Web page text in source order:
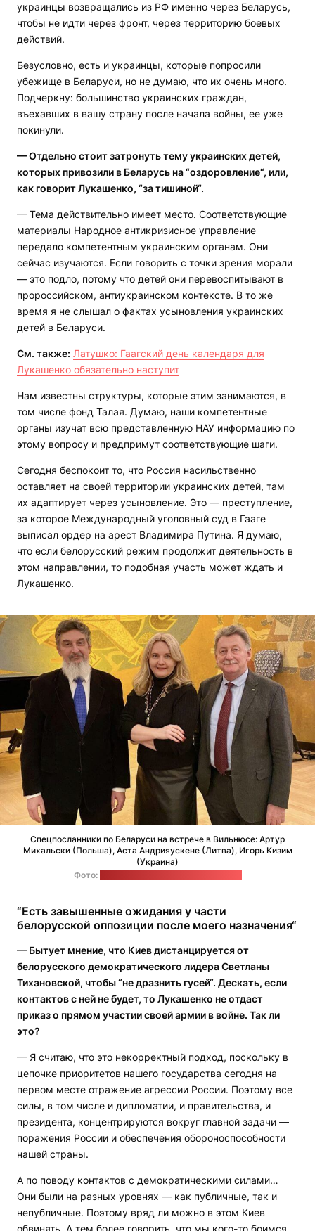
украинцы возвращались из РФ именно через Беларусь,
чтобы не идти через фронт, через территорию боевых
действий.
Безусловно, есть и украинцы, которые попросили
убежище в Беларуси, но не думаю, что их очень много.
Подчеркну: большинство украинских граждан,
въехавших в вашу страну после начала войны, ее уже
покинули.
— Отдельно стоит затронуть тему украинских детей,
которых привозили в Беларусь на “оздоровление“, или,
как говорит Лукашенко, “за тишиной“.
— Тема действительно имеет место. Соответствующие
материалы Народное антикризисное управление
передало компетентным украинским органам. Они
сейчас изучаются. Если говорить с точки зрения морали
— это подло, потому что детей они перевоспитывают в
пророссийском, антиукраинском контексте. В то же
время я не слышал о фактах усыновления украинских
детей в Беларуси.
См. также: Латушко: Гаагский день календаря для
Лукашенко обязательно наступит
Нам известны структуры, которые этим занимаются, в
том числе фонд Талая. Думаю, наши компетентные
органы изучат всю представленную НАУ информацию по
этому вопросу и предпримут соответствующие шаги.
Сегодня беспокоит то, что Россия насильственно
оставляет на своей территории украинских детей, там
их адаптирует через усыновление. Это — преступление,
за которое Международный уголовный суд в Гааге
выписал ордер на арест Владимира Путина. Я думаю,
что если белорусский режим продолжит деятельность в
этом направлении, то подобная участь может ждать и
Лукашенко.
Спецпосланники по Беларуси на встрече в Вильнюсе: Артур
Михальски (Польша), Аста Андрияускене (Литва), Игорь Кизим
(Украина)
Фото:
“Есть завышенные ожидания у части
белорусской оппозиции после моего назначения“
— Бытует мнение, что Киев дистанцируется от
белорусского демократического лидера Светланы
Тихановской, чтобы “не дразнить гусей“. Дескать, если
контактов с ней не будет, то Лукашенко не отдаст
приказ о прямом участии своей армии в войне. Так ли
это?
— Я считаю, что это некорректный подход, поскольку в
цепочке приоритетов нашего государства сегодня на
первом месте отражение агрессии России. Поэтому все
силы, в том числе и дипломатии, и правительства, и
президента, концентрируются вокруг главной задачи —
поражения России и обеспечения обороноспособности
нашей страны.
А по поводу контактов с демократическими силами…
Они были на разных уровнях — как публичные, так и
непубличные. Поэтому вряд ли можно в этом Киев